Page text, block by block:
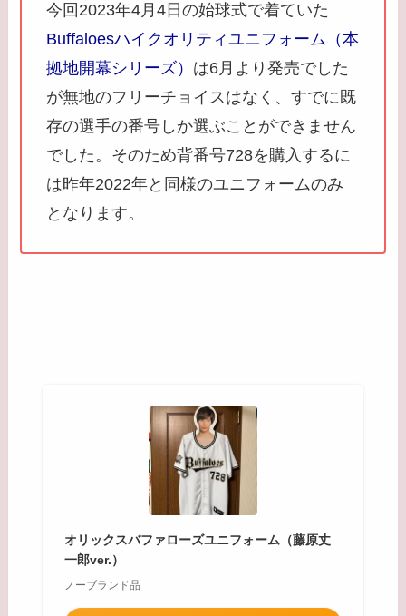
今回2023年4月4日の始球式で着ていた
Buffaloesハイクオリティユニフォーム（本
拠地開幕シリーズ） は6月より発売でした
が無地のフリーチョイスはなく、すでに既
存の選手の番号しか選ぶことができません
でした。そのため背番号728を購入するに
は昨年2022年と同様のユニフォームのみ
となります。
オリックスバファローズユニフォーム（藤原丈
一郎ver.）
ノーブランド品